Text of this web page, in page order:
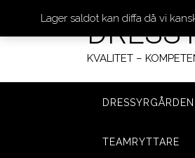
KVALITET –
DRESSYRGÅRDEN
TEAMRYTTARE
Lager saldot kan diffa då vi